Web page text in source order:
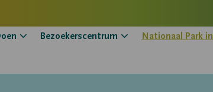
Bezoekerscentrum Nationaal Park